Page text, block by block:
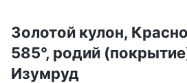
Золотой кулон,
585°, родий
Изумруд